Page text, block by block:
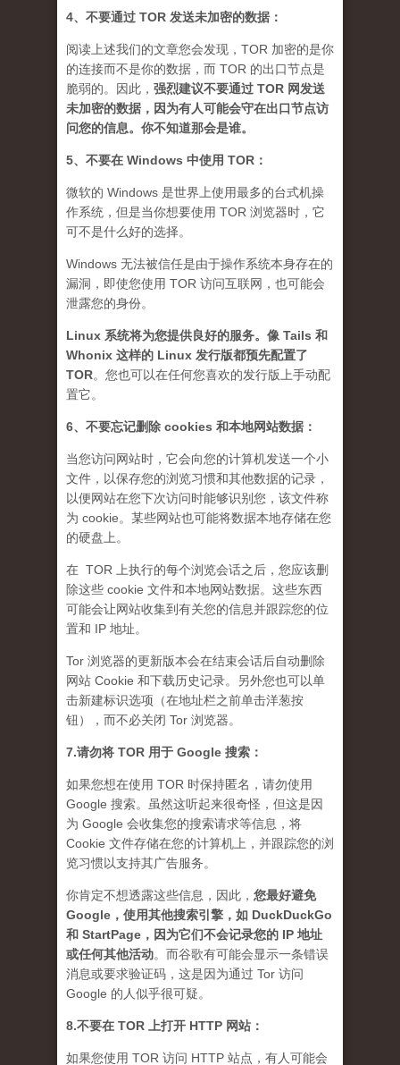
4、不要通过 TOR 发送未加密的数据：
阅读上述我们的文章您会发现，TOR 加密的是你
的连接而不是你的数据，而 TOR 的出口节点是
脆弱的。因此， 强烈建议不要通过 TOR 网发送
未加密的数据，因为有人可能会守在出口节点访
问您的信息。你不知道那会是谁。
5、不要在 Windows 中使用 TOR：
微软的 Windows 是世界上使用最多的台式机操
作系统，但是当你想要使用 TOR 浏览器时，它
可不是什么好的选择。
Windows 无法被信任是由于操作系统本身存在的
漏洞，即使您使用 TOR 访问互联网，也可能会
泄露您的身份。
Linux 系统将为您提供良好的服务。像 Tails 和
Whonix 这样的 Linux 发行版都预先配置了
TOR。您也可以在任何您喜欢的发行版上手动配
置它。
6、不要忘记删除 cookies 和本地网站数据：
当您访问网站时，它会向您的计算机发送一个小
文件，以保存您的浏览习惯和其他数据的记录，
以便网站在您下次访问时能够识别您，该文件称
为 cookie。某些网站也可能将数据本地存储在您
的硬盘上。
在 TOR 上执行的每个浏览会话之后，您应该删
除这些 cookie 文件和本地网站数据。这些东西
可能会让网站收集到有关您的信息并跟踪您的位
置和 IP 地址。
Tor 浏览器的更新版本会在结束会话后自动删除
网站 Cookie 和下载历史记录。另外您也可以单
击新建标识选项（在地址栏之前单击洋葱按
钮），而不必关闭 Tor 浏览器。
7.请勿将 TOR 用于 Google 搜索：
如果您想在使用 TOR 时保持匿名，请勿使用
Google 搜索。虽然这听起来很奇怪，但这是因
为 Google 会收集您的搜索请求等信息，将
Cookie 文件存储在您的计算机上，并跟踪您的浏
览习惯以支持其广告服务。
你肯定不想透露这些信息，因此， 您最好避免
Google，使用其他搜索引擎，如 DuckDuckGo
和 StartPage，因为它们不会记录您的 IP 地址
或任何其他活动。而谷歌有可能会显示一条错误
消息或要求验证码，这是因为通过 Tor 访问
Google 的人似乎很可疑。
8.不要在 TOR 上打开 HTTP 网站：
如果您使用 TOR 访问 HTTP 站点，有人可能会